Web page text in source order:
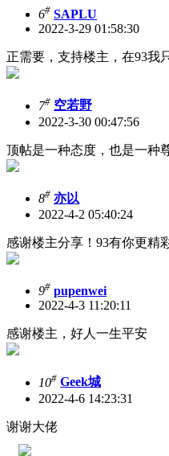
6# SAPLU
2022-3-29 01:58:30
正需要，支持楼主，在93我
7# 空若野
2022-3-30 00:47:56
顶帖是一种态度，也是一种
8# 亦以
2022-4-2 05:40:24
感谢楼主分享！93有你更精
9# pupenwei
2022-4-3 11:20:11
感谢楼主，好人一生平安
10# Geek城
2022-4-6 14:23:31
谢谢大佬